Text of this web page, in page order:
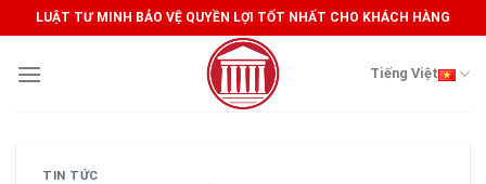
to
content
LUẬT TƯ MINH BẢO VỆ QUYỀN LỢI TỐT NHẤT CHO KHÁCH HÀNG
Tiếng Việt
TIN TỨC